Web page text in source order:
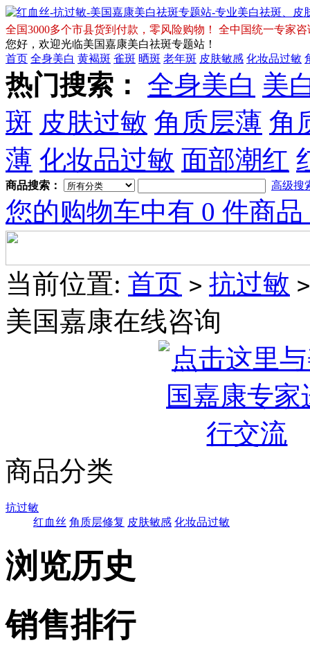
全国3000多个市县货到付款，零风险购物！ 全中国统一专家咨
您好，欢迎光临美国嘉康美白祛斑专题站！
首页 全身美白 黄褐斑 雀斑 晒斑 老年斑 皮肤敏感 化妆品过敏
热门搜索： 全身美白 美
斑 皮肤过敏 角质层薄 角
薄 化妆品过敏 面部潮红
商品搜索： 高级搜
您的购物车中有 0 件商
当前位置: 首页 > 抗过敏 >
美国嘉康在线咨询
商品分类
抗过敏
红血丝 角质层修复 皮肤敏感 化妆品过敏
浏览历史
销售排行